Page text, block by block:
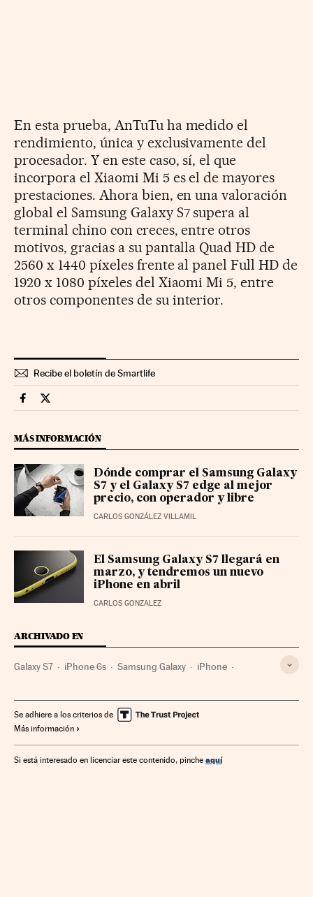
En esta prueba, AnTuTu ha medido el
rendimiento, única y exclusivamente del
procesador. Y en este caso, sí, el que
incorpora el Xiaomi Mi 5 es el de mayores
prestaciones. Ahora bien, en una valoración
global el Samsung Galaxy S7 supera al
terminal chino con creces, entre otros
motivos, gracias a su pantalla Quad HD de
2560 x 1440 píxeles frente al panel Full HD de
1920 x 1080 píxeles del Xiaomi Mi 5, entre
otros componentes de su interior.
Recibe el boletín de Smartlife
Smartlife Cinco Días en Facebook
Smartlife Cinco Días en Twitter
MÁS INFORMACIÓN
Dónde comprar el Samsung Galaxy
S7 y el Galaxy S7 edge al mejor
precio, con operador y libre
CARLOS GONZÁLEZ VILLAMIL
El Samsung Galaxy S7 llegará en
marzo, y tendremos un nuevo
iPhone en abril
CARLOS GONZALEZ
ARCHIVADO EN
Galaxy S7 iPhone 6s Samsung Galaxy iPhone
Gadgets Apple Telefonía móvil multimedia
Tecnologías movilidad Economía Tecnología
Se adhiere a los criterios de
Más información
Si está interesado en licenciar este contenido, pinche aquí